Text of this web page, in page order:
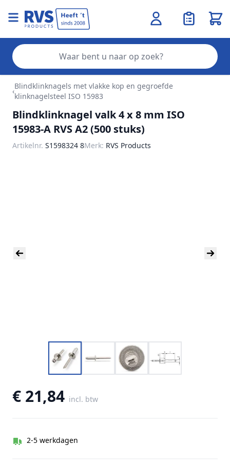
Ga naar de inhoud
‹
Blindklinknagels met vlakke kop en gegroefde
klinknagelsteel ISO 15983
Blindklinknagel valk 4 x 8 mm ISO
15983-A RVS A2 (500 stuks)
Artikelnr. S1598324 8Merk: RVS Products
€ 21,84 incl. btw
2-5 werkdagen